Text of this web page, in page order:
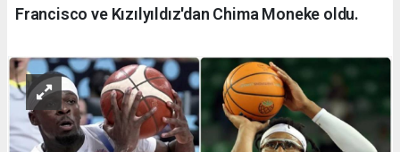
Francisco ve Kızılyıldız'dan Chima Moneke oldu.